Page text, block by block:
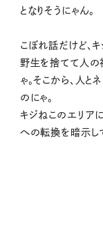
となりそうにゃん。
こぼれ話だけど、
野生を捨てて人
ゃ。そこから、人
のにゃ。
キジねこのエリア
への転換を暗示し